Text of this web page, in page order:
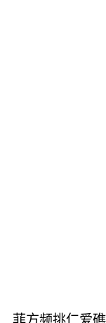
菲方频挑仁爱